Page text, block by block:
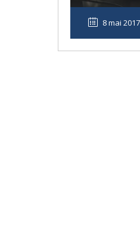
8 mai 2017